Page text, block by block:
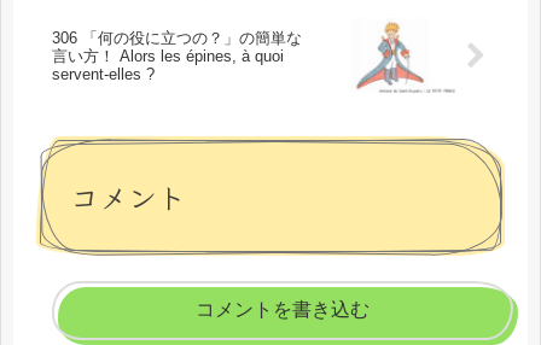
306 「何の役に立つの？」の簡単な
言い方！ Alors les épines, à quoi
servent-elles ?
コメント
コメントを書き込む